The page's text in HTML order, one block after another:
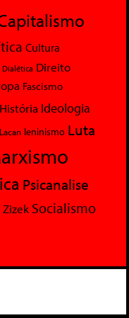
Cultura
Dialética Direito
Fascismo
História Ideologia
Lacan leninismo Luta
Psicanalise
Zizek Socialismo